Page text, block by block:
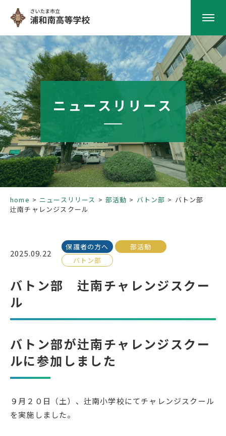
HOME
学校紹介
南高の教育
学校生活
部活動
受検生の方へ
年間スケジュール
学校パンフレット
事務室より
在校生の皆さんへ
保護者の方へ
本校のPTA活動
教育関係者の方へ
各種証明書発行
ニュースリリース
home ニュースリリース 部活動 バトン部
バトン部
辻南チャレンジスクール
2025.09.22
保護者の方へ
部活動
バトン部
バトン部 辻南チャレンジスクー
ル
バトン部が辻南チャレンジスクー
ルに参加しました
９月２０日（土）、辻南小学校にてチャレンジスクール
を実施しました。